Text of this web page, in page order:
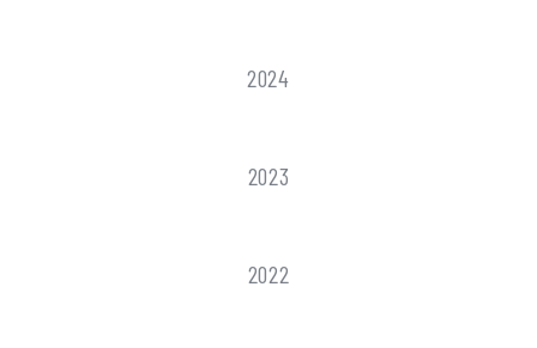
2024
2023
2022